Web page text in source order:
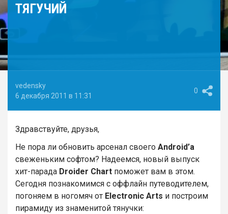
ТЯГУЧИЙ
vedensky
6 декабря 2011 в 11:31
0
Здравствуйте, друзья,
Не пора ли обновить арсенал своего Android’а
свеженьким софтом? Надеемся, новый выпуск
хит-парада Droider Chart поможет вам в этом.
Сегодня познакомимся с оффлайн путеводителем,
погоняем в ногомяч от Electronic Arts и построим
пирамиду из знаменитой тянучки: